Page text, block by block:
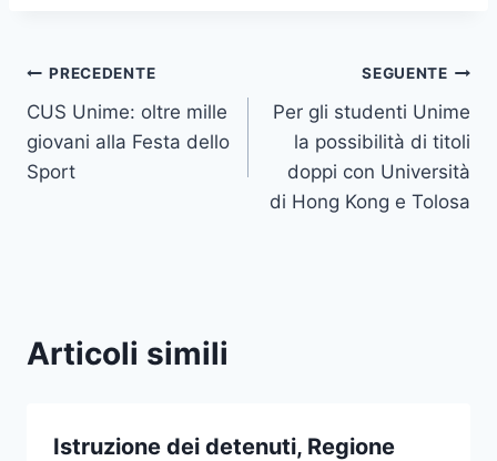
Navigazione
articoli
PRECEDENTE
CUS Unime: oltre mille
giovani alla Festa dello
Sport
SEGUENTE
Per gli studenti Unime
la possibilità di titoli
doppi con Università
di Hong Kong e Tolosa
Articoli simili
Istruzione dei detenuti, Regione